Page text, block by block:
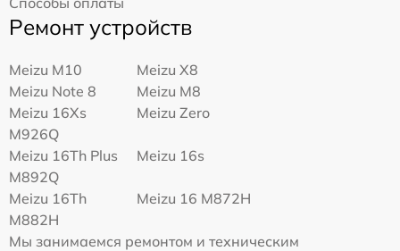
Ремонт устройств
Meizu M10
Meizu X8
Meizu Note 8
Meizu M8
Meizu 16Xs
M926Q
Meizu Zero
Meizu 16Th Plus
M892Q
Meizu 16s
Meizu 16Th
M882H
Meizu 16 M872H
Мы занимаемся ремонтом и техническим